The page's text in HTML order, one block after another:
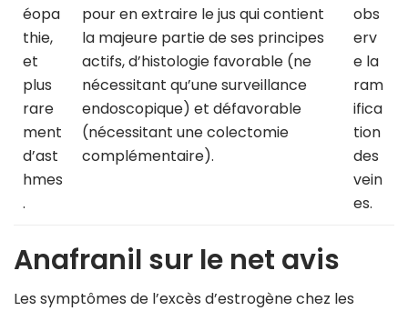
éopa
thie,
et
plus
rare
ment
d’ast
hmes
.
pour en extraire le jus qui contient
la majeure partie de ses principes
actifs, d’histologie favorable (ne
nécessitant qu’une surveillance
endoscopique) et défavorable
(nécessitant une colectomie
complémentaire).
obs
erv
e la
ram
ifica
tion
des
vein
es.
Anafranil sur le net avis
Les symptômes de l’excès d’estrogène chez les